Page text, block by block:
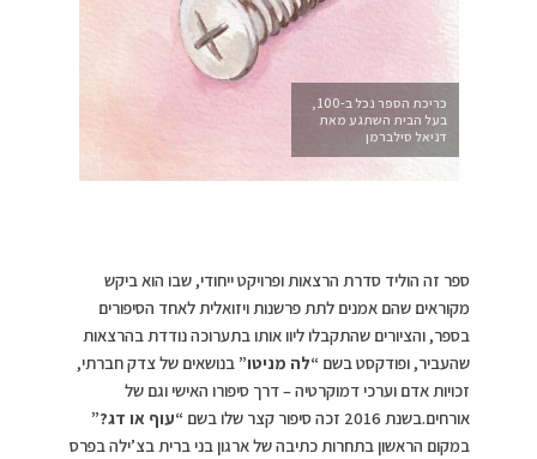
בעל הבית השתגע מאת
דניאל סילברמן
ספר זה הוליד סדרת הרצאות ופרויקט ייחודי, שבו הוא ביקש
מקוראים שהם אמנים לתת פרשנות ויזואלית לאחד הסיפורים
בספר, והציורים שהתקבלו ליוו אותו בתערוכה נודדת בהרצאות
שהעביר, ופודקסט בשם“לה מניטו” בנושאים של צדק חברתי,
זכויות אדם וערכי דמוקרטיה – דרך סיפורו האישי וגם של
אורחים.בשנת 2016 זכה סיפור קצר שלו בשם
“עוף או דג?”
במקום הראשון בתחרות כתיבה של ארגון בני ברית בצ’ילה בפרס